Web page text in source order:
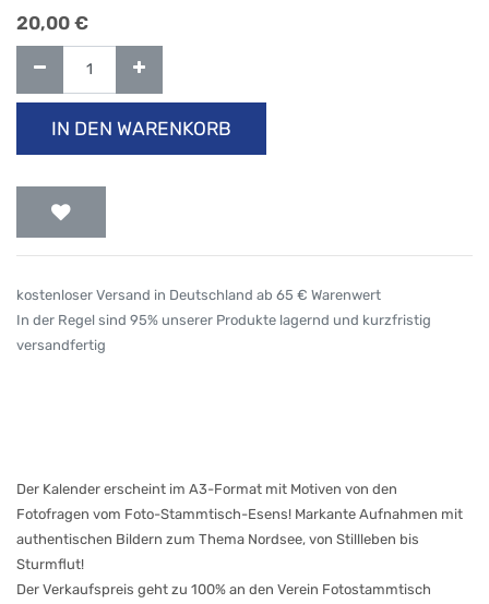
20,00 €
IN DEN WARENKORB
kostenloser Versand in Deutschland ab 65 € Warenwert
In der Regel sind 95% unserer Produkte lagernd und kurzfristig
versandfertig
Der Kalender erscheint im A3-Format mit Motiven von den
Fotofragen vom Foto-Stammtisch-Esens! Markante Aufnahmen mit
authentischen Bildern zum Thema Nordsee, von Stillleben bis
Sturmflut!
Der Verkaufspreis geht zu 100% an den Verein Fotostammtisch